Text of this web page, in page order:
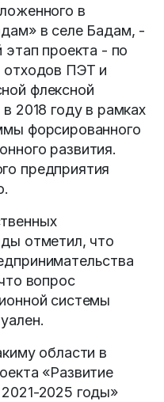
в
в селе Бадам, -
проекта - по
отходов ПЭТ и
флексной
2018 году в рамках
форсированного
развития.
предприятия
отметил, что
вопрос
системы
области в
«Развитие
2025 годы»